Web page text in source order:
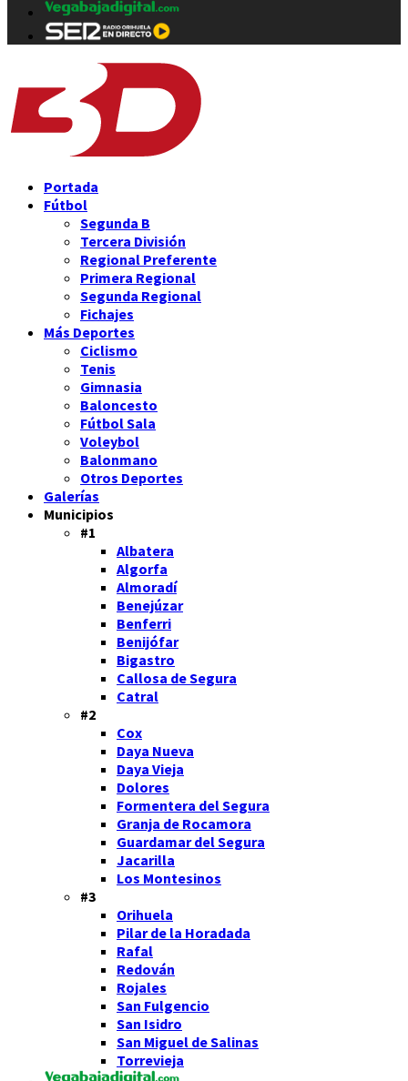
Portada
Fútbol
Segunda B
Tercera División
Regional Preferente
Primera Regional
Segunda Regional
Fichajes
Más Deportes
Ciclismo
Tenis
Gimnasia
Baloncesto
Fútbol Sala
Voleybol
Balonmano
Otros Deportes
Galerías
Municipios
#1
Albatera
Algorfa
Almoradí
Benejúzar
Benferri
Benijófar
Bigastro
Callosa de Segura
Catral
#2
Cox
Daya Nueva
Daya Vieja
Dolores
Formentera del Segura
Granja de Rocamora
Guardamar del Segura
Jacarilla
Los Montesinos
#3
Orihuela
Pilar de la Horadada
Rafal
Redován
Rojales
San Fulgencio
San Isidro
San Miguel de Salinas
Torrevieja